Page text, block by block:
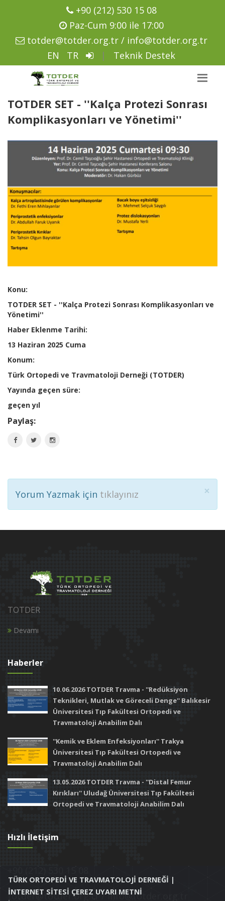
+90 (212) 530 15 08
Paz-Cum 9:00 ile 17:00
totder@totder.org.tr / info@totder.org.tr
EN
TR | Teknik Destek
TOTDER SET - ''Kalça Protezi Sonrası
Komplikasyonları ve Yönetimi''
Konu:
TOTDER SET - ''Kalça Protezi Sonrası Komplikasyonları ve
Yönetimi''
Haber Eklenme Tarihi:
13 Haziran 2025 Cuma
Konum:
Türk Ortopedi ve Travmatoloji Derneği (TOTDER)
Yayında geçen süre:
geçen yıl
Paylaş:
×
Yorum Yazmak için tıklayınız
TOTDER
Devamı
Haberler
10.06.2026 TOTDER Travma - ''Redüksiyon
Teknikleri, Mutlak ve Göreceli Denge'' Balıkesir
Üniversitesi Tıp Fakültesi Ortopedi ve
Travmatoloji Anabilim Dalı
''Kemik ve Eklem Enfeksiyonları'' Trakya
Üniversitesi Tıp Fakültesi Ortopedi ve
Travmatoloji Anabilim Dalı
13.05.2026 TOTDER Travma - ''Distal Femur
Kırıkları'' Uludağ Üniversitesi Tıp Fakültesi
Ortopedi ve Travmatoloji Anabilim Dalı
Hızlı İletişim
totder@totder.org.tr / info@totder.org.tr
TÜRK ORTOPEDİ VE TRAVMATOLOJİ DERNEĞİ |
İNTERNET SİTESİ ÇEREZ UYARI METNİ